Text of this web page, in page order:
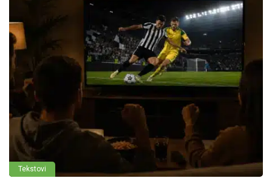
Tekstovi